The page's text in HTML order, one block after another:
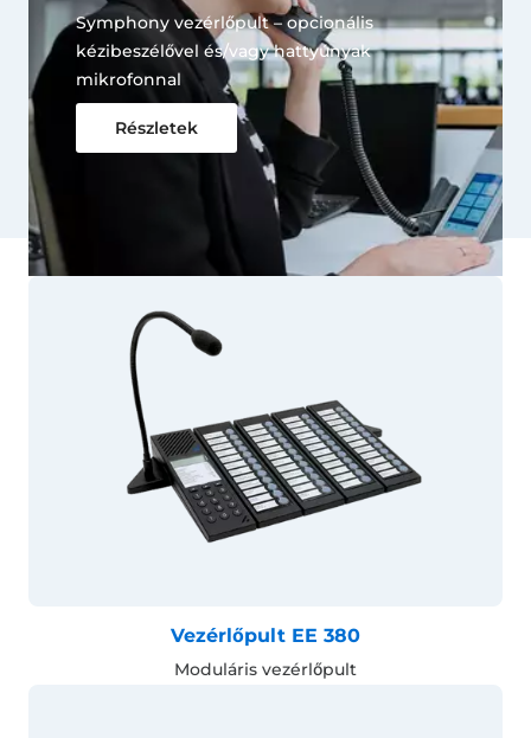
Symphony vezérlőpult – opcionális
kézibeszélővel és/vagy hattyúnyak
mikrofonnal
Részletek
Vezérlőpult EE 380
Moduláris vezérlőpult